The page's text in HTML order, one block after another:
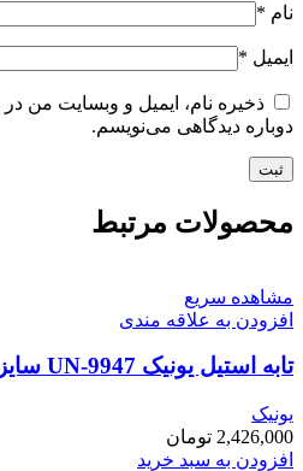
نام *
ایمیل *
ذخیره نام، ایمیل و وبسایت من
دوباره دیدگاهی می‌نویسم.
محصولات مرتبط
مشاهده سریع
افزودن به علاقه مندی
تابه استیل یونیک UN-9947 سایز 32
یونیک
2,426,000 تومان
افزودن به سبد خرید